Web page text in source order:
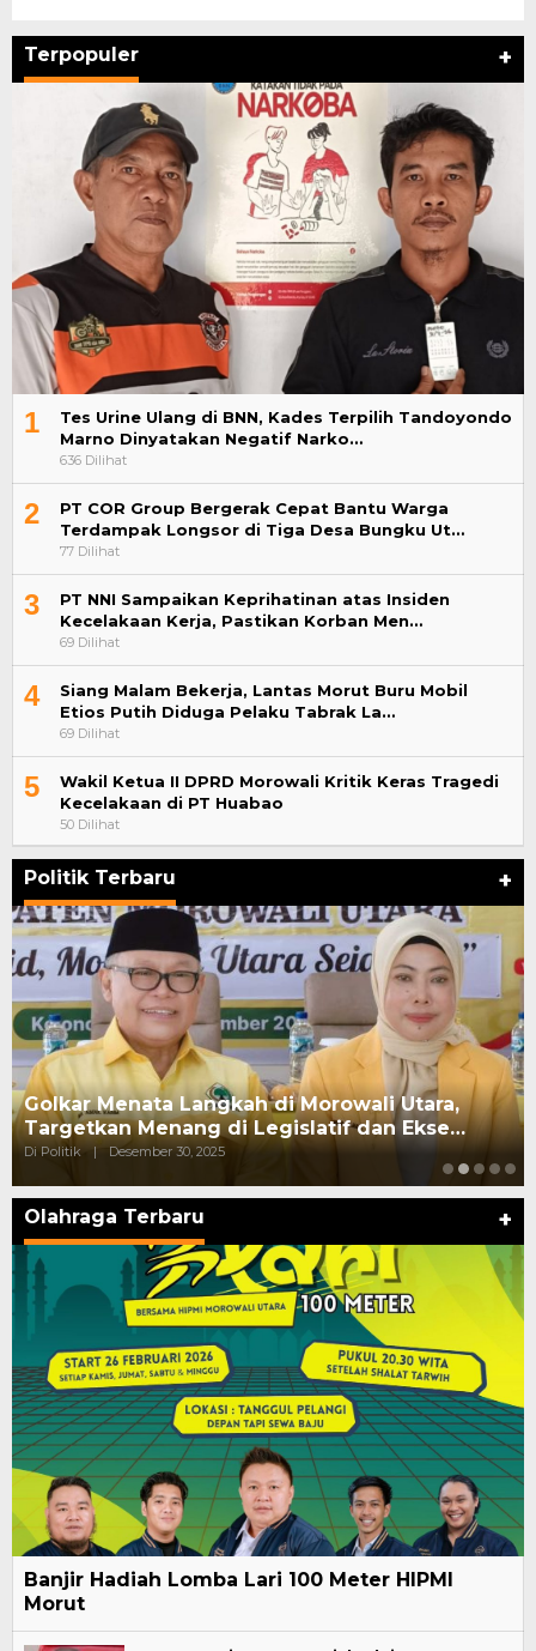
Terpopuler +
1
Tes Urine Ulang di BNN, Kades Terpilih Tandoyondo
Marno Dinyatakan Negatif Narko…
636 Dilihat
2
PT COR Group Bergerak Cepat Bantu Warga
Terdampak Longsor di Tiga Desa Bungku Ut…
77 Dilihat
3
PT NNI Sampaikan Keprihatinan atas Insiden
Kecelakaan Kerja, Pastikan Korban Men…
69 Dilihat
4
Siang Malam Bekerja, Lantas Morut Buru Mobil
Etios Putih Diduga Pelaku Tabrak La…
69 Dilihat
5
Wakil Ketua II DPRD Morowali Kritik Keras Tragedi
Kecelakaan di PT Huabao
50 Dilihat
Politik Terbaru +
Pasangan Suami Istri di Palu Ditangkap Saat
Konsumsi dan Edarkan Sabu
Di Politik | Oktober 10, 2025
Olahraga Terbaru +
Banjir Hadiah Lomba Lari 100 Meter HIPMI
Morut